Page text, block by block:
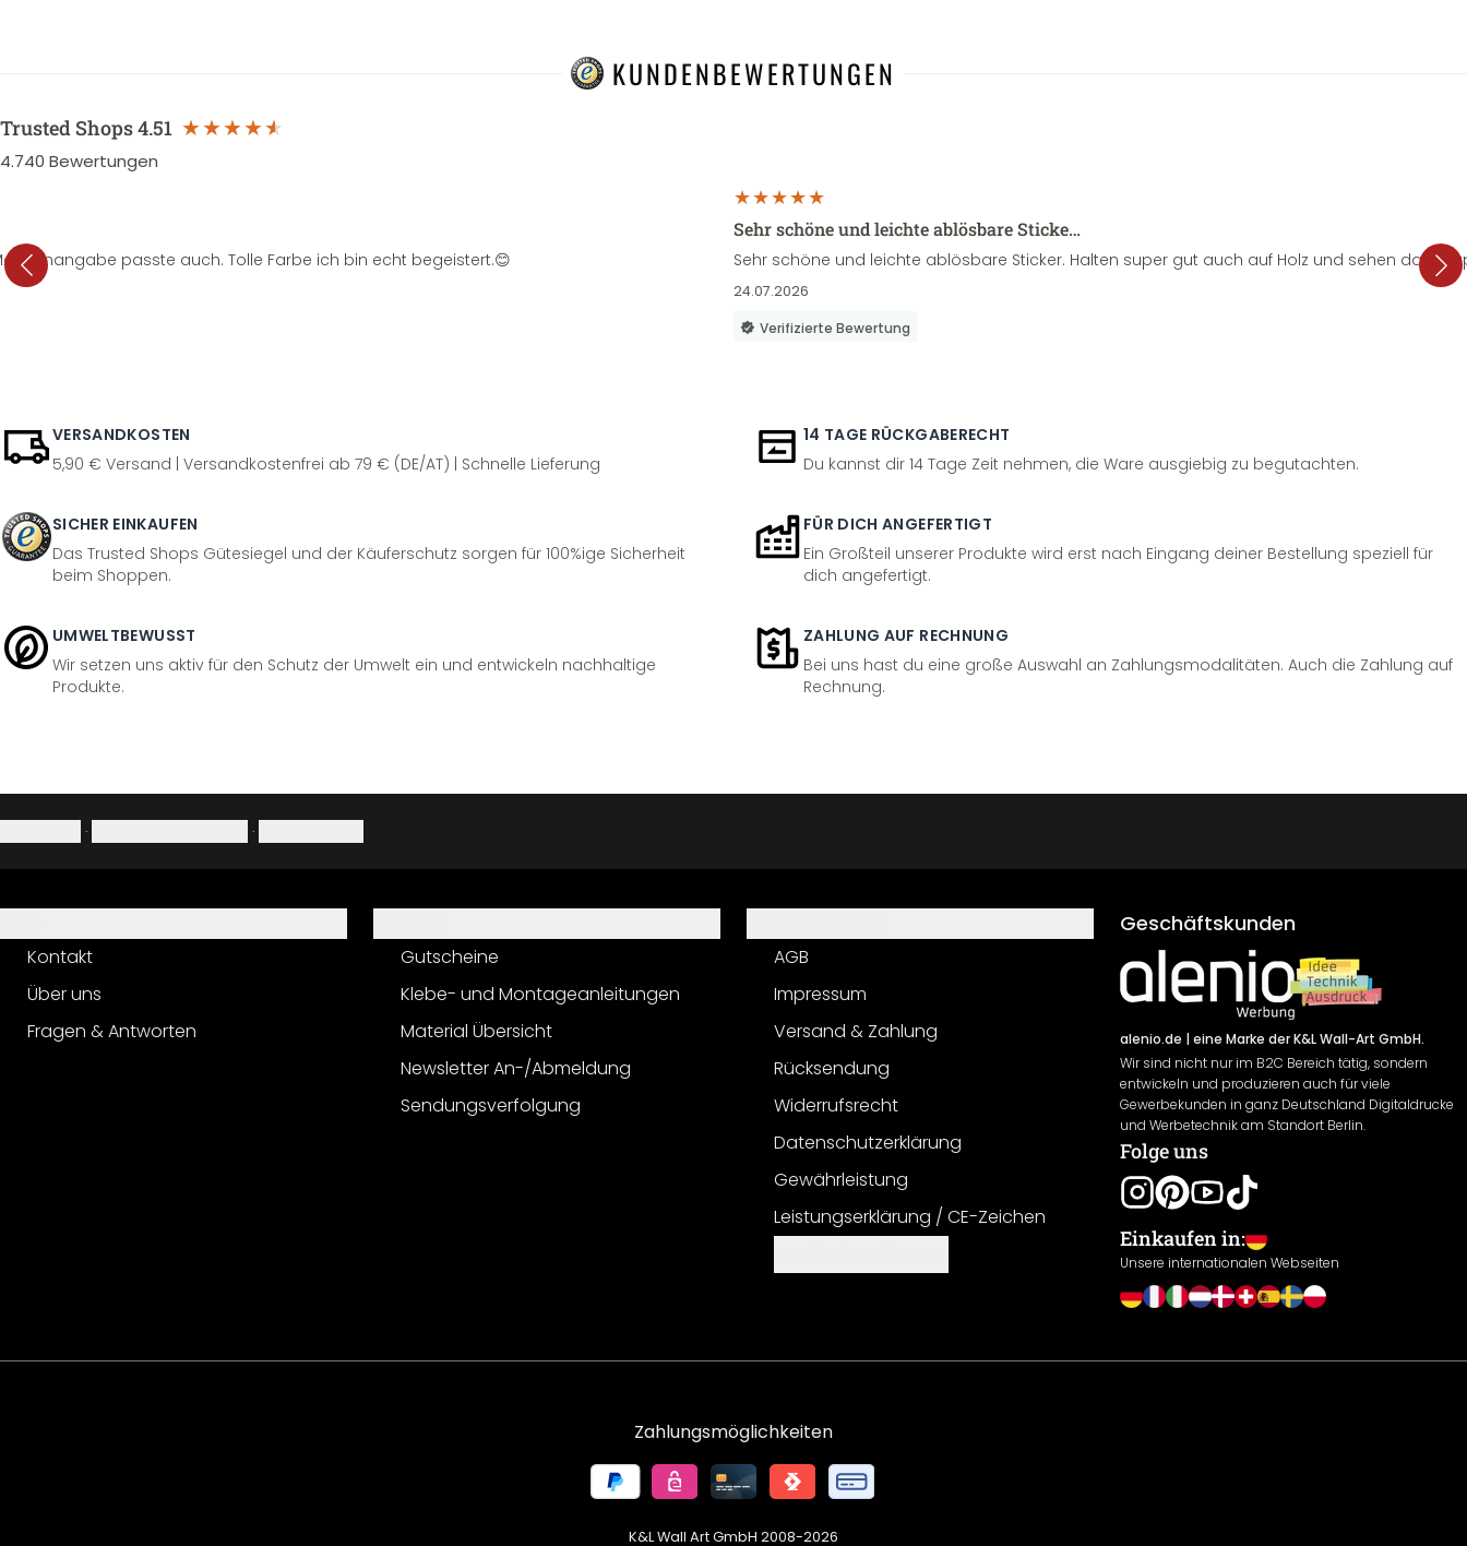
KUNDENBEWERTUNGEN
Trusted Shops4.51
4.740 Bewertungen
passte auch. Tolle Farbe ich bin echt begeistert.😊
Sehr schöne und leichte ablösbare Sticke…
Sehr schöne und leichte ablösbare Sticker. Halten super gut auch auf Holz und sehen dazu
24.07.2026
Verifizierte Bewertung
VERSANDKOSTEN
5,90 € Versand | Versandkostenfrei ab 79 € (DE/AT) | Schnelle Lieferung
14 TAGE RÜCKGABERECHT
Du kannst dir 14 Tage Zeit nehmen, die Ware ausgiebig zu begutachten.
SICHER EINKAUFEN
Das Trusted Shops Gütesiegel und der Käuferschutz sorgen für 100%ige Sicherheit
beim Shoppen.
FÜR DICH ANGEFERTIGT
Ein Großteil unserer Produkte wird erst nach Eingang deiner Bestellung speziell für
dich angefertigt.
UMWELTBEWUSST
Wir setzen uns aktiv für den Schutz der Umwelt ein und entwickeln nachhaltige
Produkte.
ZAHLUNG AUF RECHNUNG
Bei uns hast du eine große Auswahl an Zahlungsmodalitäten. Auch die Zahlung auf
Rechnung.
· ·
Kontakt
Über uns
Fragen & Antworten
Gutscheine
Klebe- und Montageanleitungen
Material Übersicht
Newsletter An-/Abmeldung
Sendungsverfolgung
AGB
Impressum
Versand & Zahlung
Rücksendung
Widerrufsrecht
Datenschutzerklärung
Gewährleistung
Leistungserklärung / CE-Zeichen
Geschäftskunden
alenio.de | eine Marke der K&L Wall-Art GmbH.
Wir sind nicht nur im B2C Bereich tätig, sondern
entwickeln und produzieren auch für viele
Gewerbekunden in ganz Deutschland Digitaldrucke
und Werbetechnik am Standort Berlin.
Folge uns
Einkaufen in:
Unsere internationalen Webseiten
Zahlungsmöglichkeiten
K&L Wall Art GmbH 2008-2026